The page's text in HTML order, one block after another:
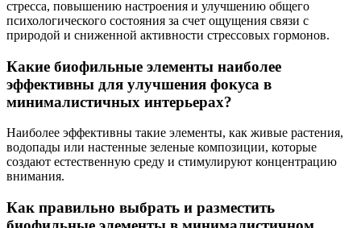
стресса, повышению настроения и улучшению общего
психологического состояния за счет ощущения связи с
природой и сниженной активности стрессовых гормонов.
Какие биофильные элементы наиболее
эффективны для улучшения фокуса в
минималистичных интерьерах?
Наиболее эффективны такие элементы, как живые растения,
водопады или настенные зеленые композиции, которые
создают естественную среду и стимулируют концентрацию
внимания.
Как правильно выбрать и разместить